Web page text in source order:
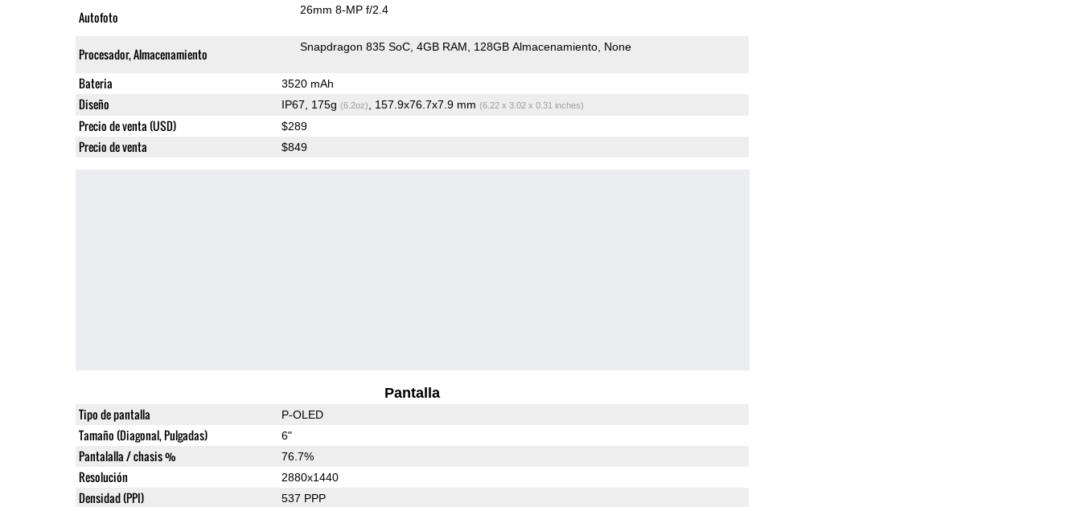
Autofoto 26mm 8-MP f/2.4
Procesador, Almacenamiento Snapdragon 835 SoC 4GB RAM 128GB Almacenamiento None
Bateria 3520 mAh
Diseño IP67, 175g (6.2oz) , 157.9x76.7x7.9 mm (6.22 x 3.02 x 0.31 inches)
Precio de venta (USD) $289
Precio de venta $849
Pantalla
Tipo de pantalla P-OLED
Tamaño (Diagonal, Pulgadas) 6"
Pantalalla / chasis % 76.7%
Resolución 2880x1440
Densidad (PPI) 537 PPP